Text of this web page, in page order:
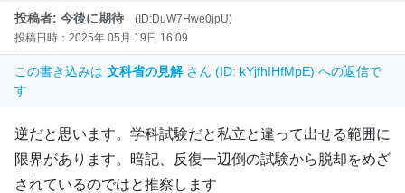
投稿者: 今後に期待
(ID:DuW7Hwe0jpU)
投稿日時：2025年 05月 19日 16:09
この書き込みは 文科省の見解 さん (ID: kYjfhIHfMpE) への返信で
す
逆だと思います。学科試験だと私立と違って出せる範囲に
限界があります。暗記、反復一辺倒の試験から脱却をめざ
されているのではと推察します